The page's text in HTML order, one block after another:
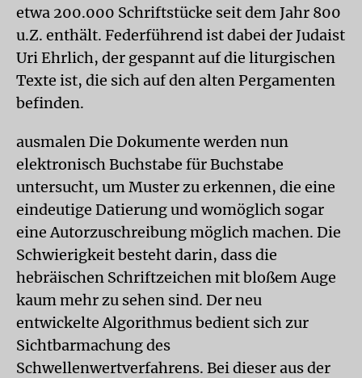
etwa 200.000 Schriftstücke seit dem Jahr 800
u.Z. enthält. Federführend ist dabei der Judaist
Uri Ehrlich, der gespannt auf die liturgischen
Texte ist, die sich auf den alten Pergamenten
befinden.
ausmalen Die Dokumente werden nun
elektronisch Buchstabe für Buchstabe
untersucht, um Muster zu erkennen, die eine
eindeutige Datierung und womöglich sogar
eine Autorzuschreibung möglich machen. Die
Schwierigkeit besteht darin, dass die
hebräischen Schriftzeichen mit bloßem Auge
kaum mehr zu sehen sind. Der neu
entwickelte Algorithmus bedient sich zur
Sichtbarmachung des
Schwellenwertverfahrens. Bei dieser aus der